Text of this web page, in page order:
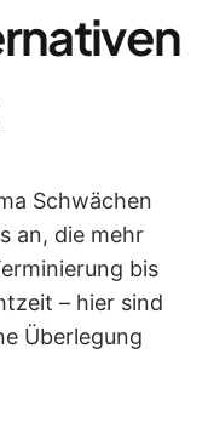
Schwächen
an, die mehr
bis
– hier sind
Überlegung